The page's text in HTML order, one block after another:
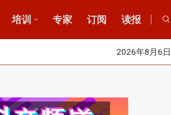
培训 专家 订阅 读报
2026年8月6日